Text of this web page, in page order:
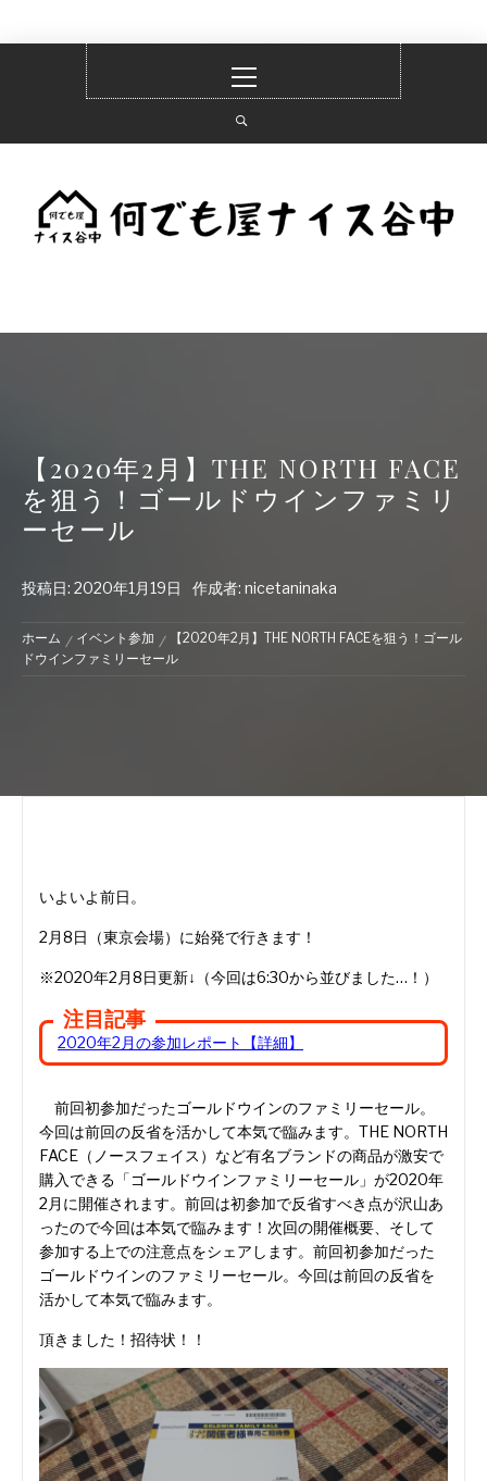
ツ
イ
ン
メ
ニ
何でも屋ナイス谷中
【2020年2月】THE NORTH FACE
を狙う！ゴールドウインファミリ
ーセール
投稿日: 2020年1月19日 作成者: nicetaninaka
ホーム イベント参加
【2020年2月】THE NORTH FACEを狙う！ゴール
ドウインファミリーセール
いよいよ前日。
2月8日（東京会場）に始発で行きます！
※2020年2月8日更新↓（今回は6:30から並びました…！）
注目記事
2020年2月の参加レポート【詳細】
前回初参加だったゴールドウインのファミリーセール。
今回は前回の反省を活かして本気で臨みます。THE NORTH
FACE（ノースフェイス）など有名ブランドの商品が激安で
購入できる「ゴールドウインファミリーセール」が2020年
2月に開催されます。前回は初参加で反省すべき点が沢山あ
ったので今回は本気で臨みます！次回の開催概要、そして
参加する上での注意点をシェアします。前回初参加だった
ゴールドウインのファミリーセール。今回は前回の反省を
活かして本気で臨みます。
頂きました！招待状！！